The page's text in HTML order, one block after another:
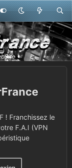
! Franchissez le
F.A.I (VPN